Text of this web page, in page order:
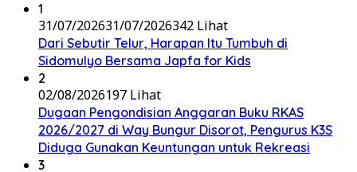
1
31/07/202631/07/2026342 Lihat
Dari Sebutir Telur, Harapan Itu Tumbuh di
Sidomulyo Bersama Japfa for Kids
2
02/08/2026197 Lihat
Dugaan Pengondisian Anggaran Buku RKAS
2026/2027 di Way Bungur Disorot, Pengurus K3S
Diduga Gunakan Keuntungan untuk Rekreasi
3